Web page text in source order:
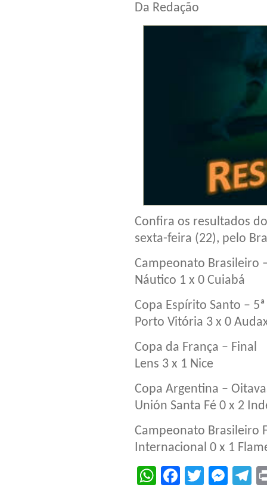
Da Redação
Confira os resultados
sexta-feira (22), pelo
Campeonato Brasileiro
Náutico 1 x 0 Cuiabá
Copa Espírito Santo –
Porto Vitória 3 x 0
Copa da França – Final
Lens 3 x 1 Nice
Copa Argentina –
Unión Santa Fé 0 x 2
Campeonato Brasileiro
Internacional 0 x 1
WhatsApp
Facebook
Twitter